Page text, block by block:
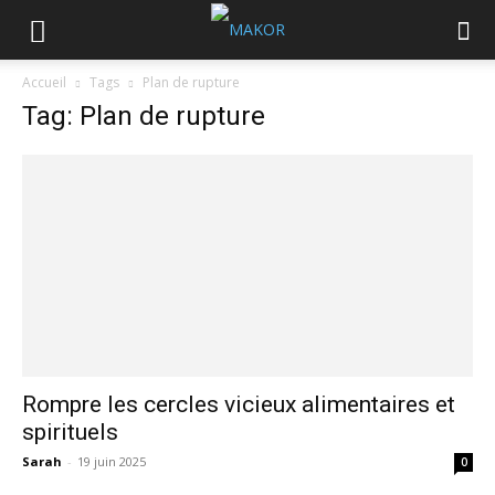
Accueil Tags Plan de rupture
Tag: Plan de rupture
Rompre les cercles vicieux alimentaires et
spirituels
Sarah - 19 juin 2025 0